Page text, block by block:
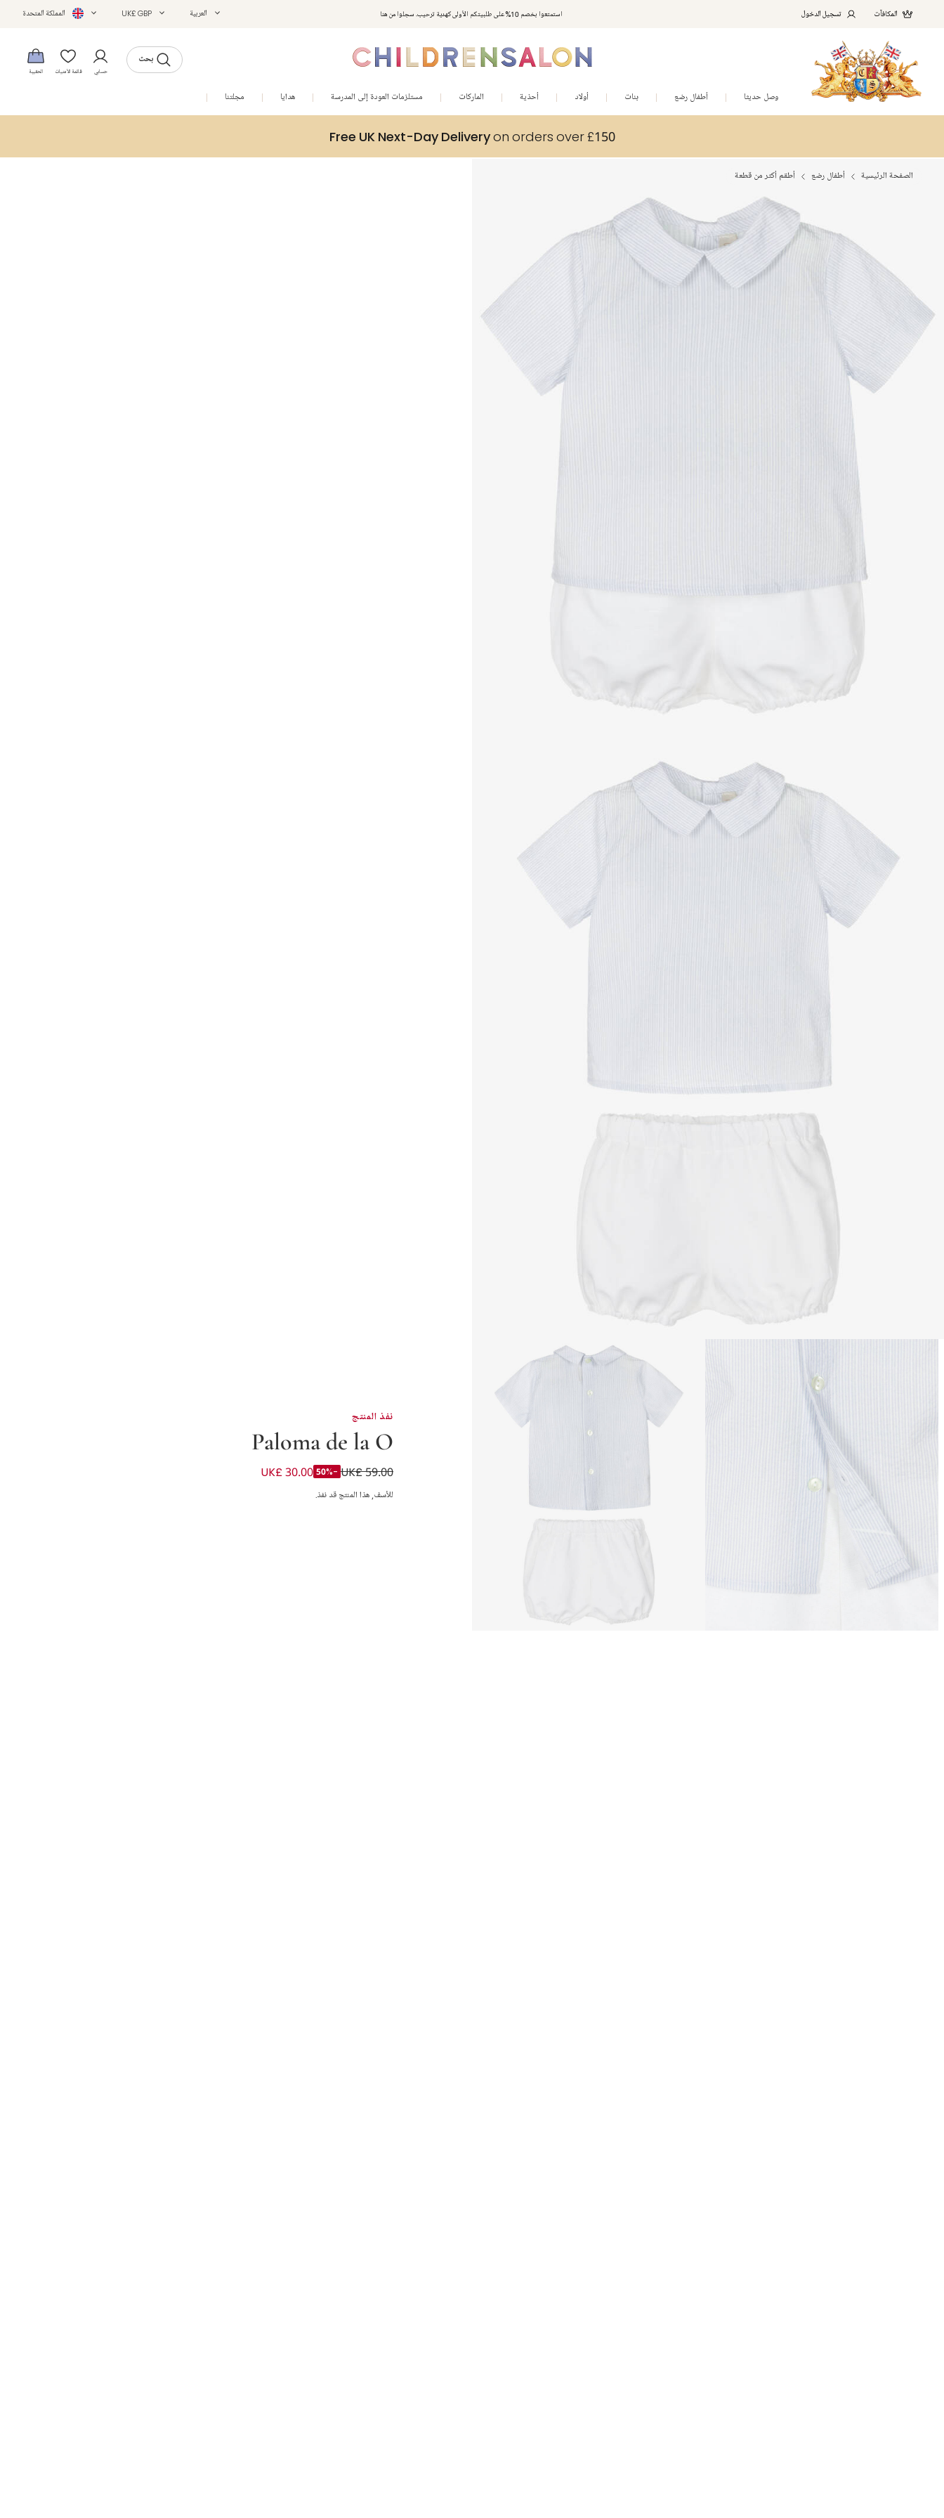
استمتعوا بخصم 10% على طلبيتكم الأولى كهدية ترحيب. سجلوا من هنا المكافآت تسجيل الدخول العربية UK£ GBP المملكة المتحدة
بحث
حسابي قائمة الأمنيات الحقيبة
وصل حديثا أطفال رضع بنات أولاد أحذية الماركات مستلزمات العودة إلى المدرسة هدايا مجلتنا
Free UK Next-Day Deliveryon orders over £150
الصفحة الرئيسية أطفال رضع أطقم أكثر من قطعة
نفذ المنتج
Paloma de la O
طقم شورت قطن وكتان لون أبيض وأزرق للأولاد الرضع
UK£ 59.00
-50%
UK£ 30.00
للأسف, هذا المنتج قد نفذ.